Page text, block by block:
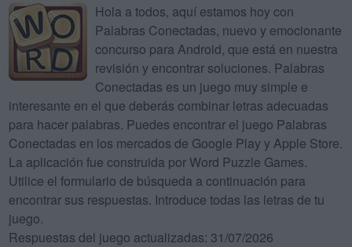
Hola a todos, aquí estamos hoy con
Palabras Conectadas, nuevo y emocionante
concurso para Android, que está en nuestra
revisión y encontrar soluciones. Palabras
Conectadas es un juego muy simple e
interesante en el que deberás combinar letras adecuadas
para hacer palabras. Puedes encontrar el juego Palabras
Conectadas en los mercados de Google Play y Apple Store.
La aplicación fue construida por Word Puzzle Games.
Utilice el formulario de búsqueda a continuación para
encontrar sus respuestas. Introduce todas las letras de tu
juego.
Respuestas del juego actualizadas: 31/07/2026